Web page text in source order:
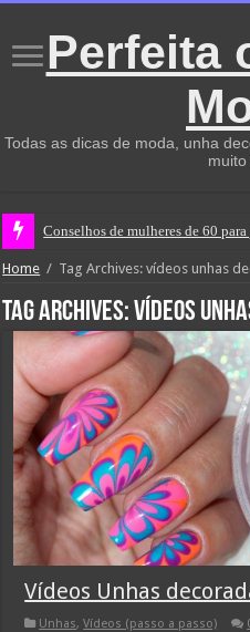
Perfeita
Todas as dicas de moda, unha
muito
Conselhos de mulheres de 60
Home / Tag Archives: vídeos unhas
Tag Archives:vídeos
Vídeos Unhas
Unhas,Vídeos (passo a passo)